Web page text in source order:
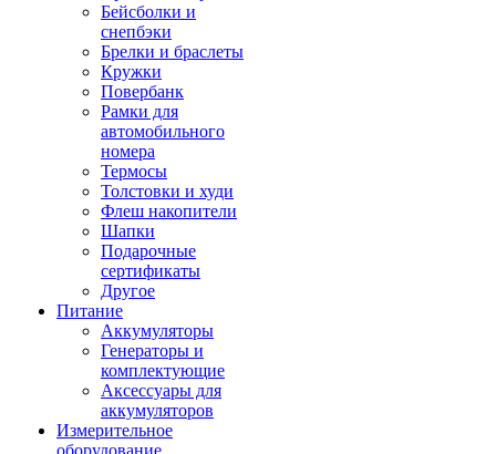
Бейсболки и
снепбэки
Брелки и браслеты
Кружки
Повербанк
Рамки для
автомобильного
номера
Термосы
Толстовки и худи
Флеш накопители
Шапки
Подарочные
сертификаты
Другое
Питание
Аккумуляторы
Генераторы и
комплектующие
Аксессуары для
аккумуляторов
Измерительное
оборудование